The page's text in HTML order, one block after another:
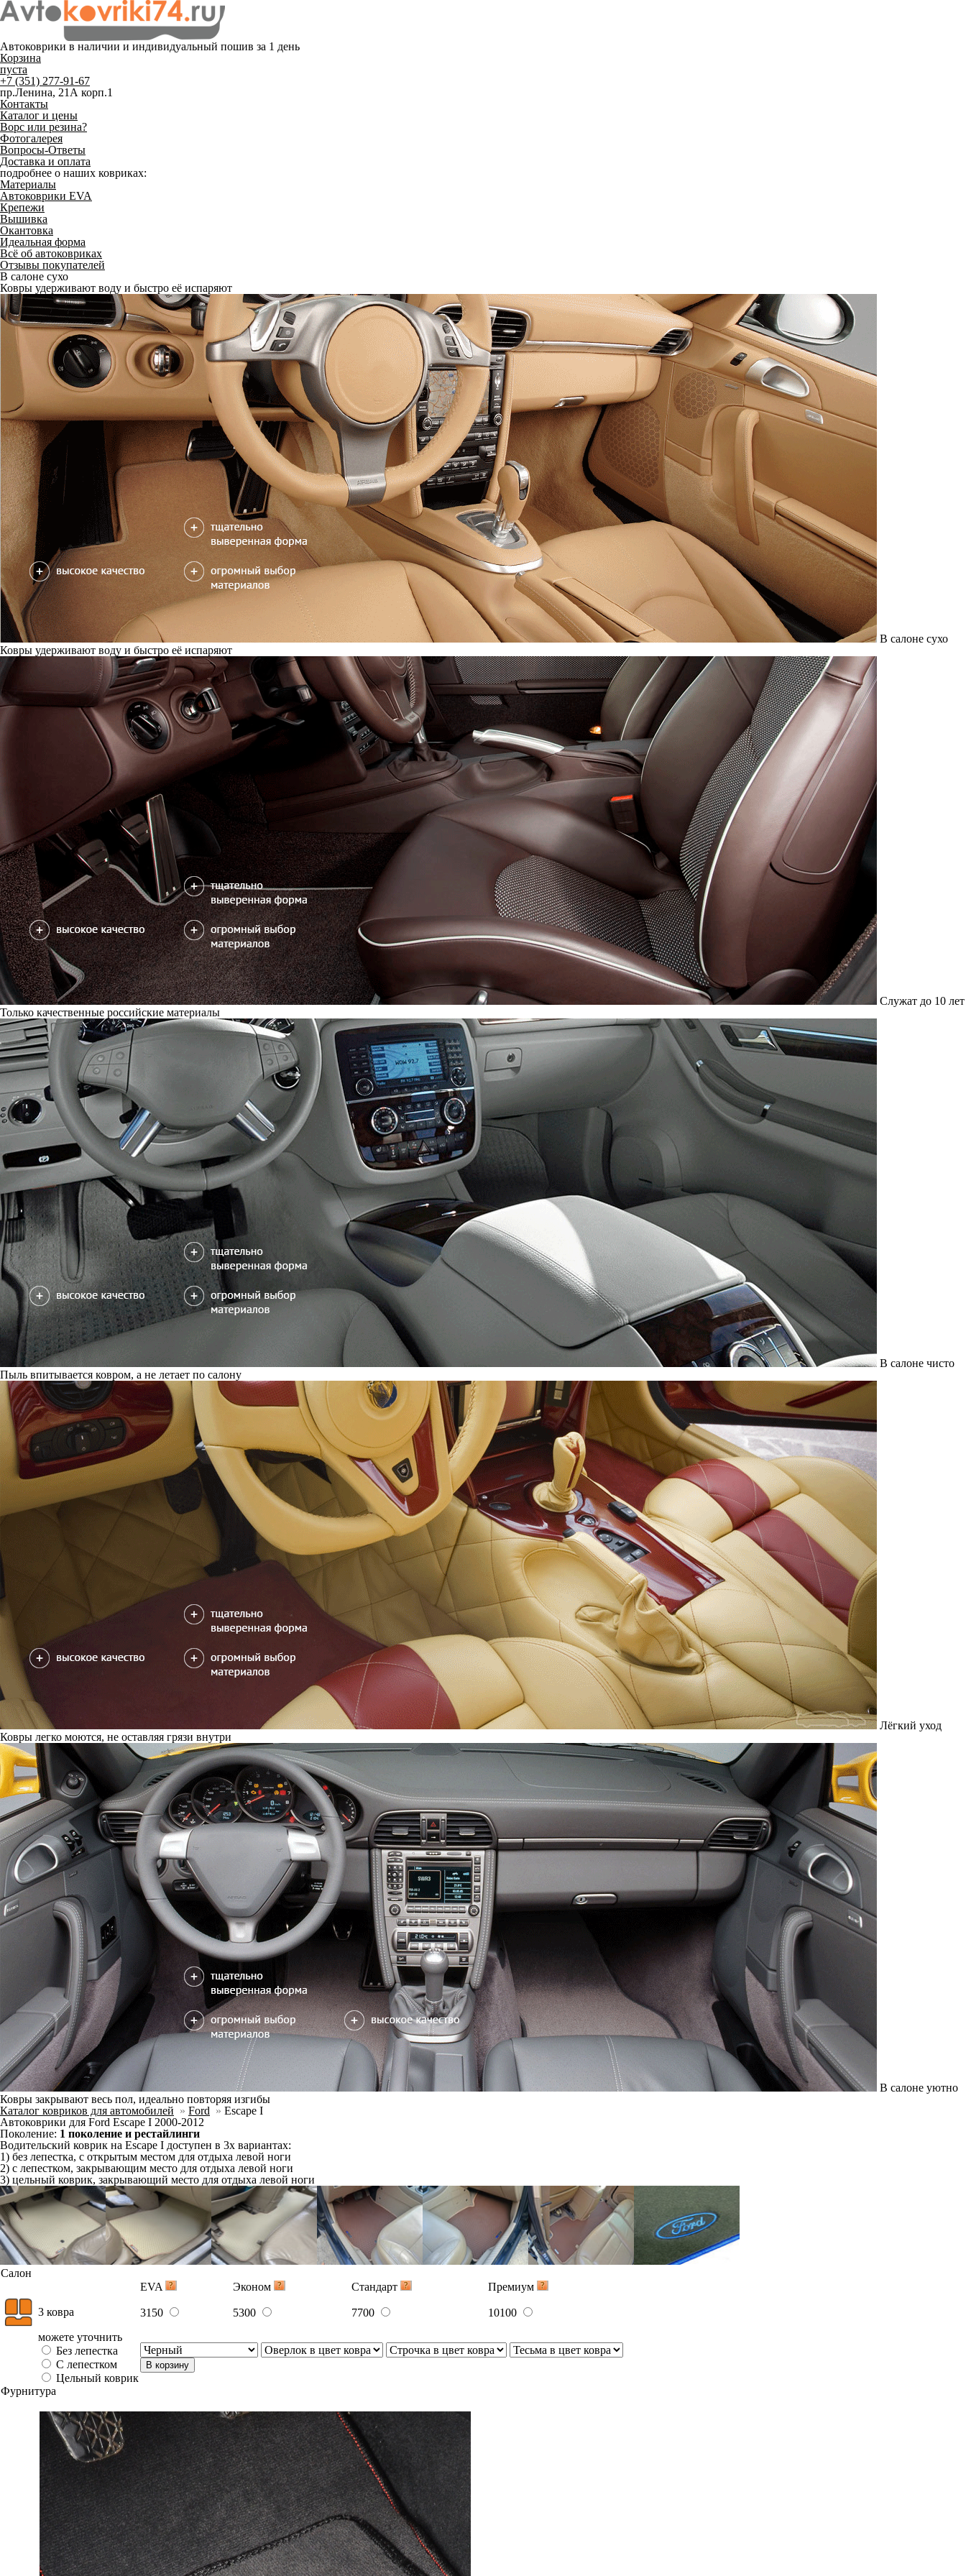
Автоковрики в наличии и индивидуальный пошив за 1 день
Корзина
пуста
+7 (351) 277-91-67
пр.Ленина, 21А корп.1
Контакты
Каталог и цены
Ворс или резина?
Фотогалерея
Вопросы-Ответы
Доставка и оплата
подробнее о наших ковриках:
Материалы
Автоковрики EVA
Крепежи
Вышивка
Окантовка
Идеальная форма
Всё об автоковриках
Отзывы покупателей
В салоне сухо
Ковры удерживают воду и быстро её испаряют
В салоне сухо
Ковры удерживают воду и быстро её испаряют
Служат до 10 лет
Только качественные российские материалы
В салоне чисто
Пыль впитывается ковром, а не летает по салону
Лёгкий уход
Ковры легко моются, не оставляя грязи внутри
В салоне уютно
Ковры закрывают весь пол, идеально повторяя изгибы
Каталог ковриков для автомобилей » Ford » Escape I
Автоковрики для Ford Escape I 2000-2012
Поколение: 1 поколение и рестайлинги
Водительский коврик на Escape I доступен в 3х вариантах:
1) без лепестка, с открытым местом для отдыха левой ноги
2) с лепестком, закрывающим место для отдыха левой ноги
3) цельный коврик, закрывающий место для отдыха левой ноги
Салон
EVA
Эконом Стандарт Премиум
3 ковра 3150 5300 7700
10100
можете уточнить
Без лепестка
С лепестком
Цельный коврик
В корзину
Фурнитура